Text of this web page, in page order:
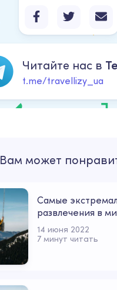
Читайте нас в
t.me/travellizy_ua
Вам может
Самые
развлечения в
14 июня 2022
7 минут читать